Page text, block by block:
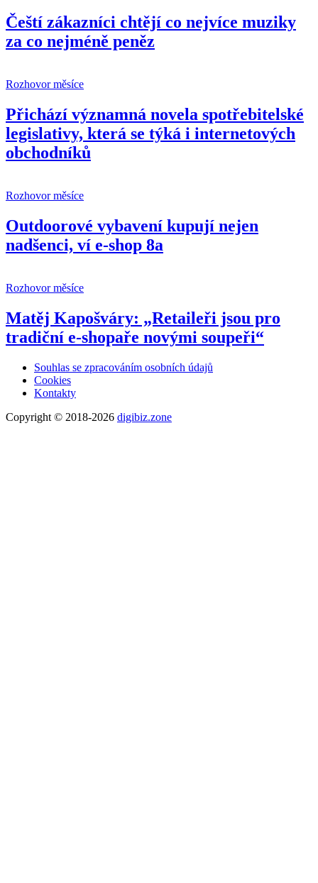
Čeští zákazníci chtějí co nejvíce muziky
za co nejméně peněz
Rozhovor měsíce
Přichází významná novela spotřebitelské
legislativy, která se týká i internetových
obchodníků
Rozhovor měsíce
Outdoorové vybavení kupují nejen
nadšenci, ví e-shop 8a
Rozhovor měsíce
Matěj Kapošváry: „Retaileři jsou pro
tradiční e-shopaře novými soupeři“
Souhlas se zpracováním osobních údajů
Cookies
Kontakty
Copyright © 2018-2026 digibiz.zone